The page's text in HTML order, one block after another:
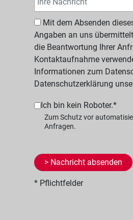
Angaben an uns
die Beantwortung Ihrer
Kontaktaufnahme
Informationen zum
Datenschutzerklärung
Ich bin kein Roboter.*
* Pflichtfelder